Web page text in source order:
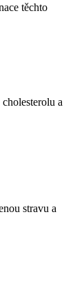
těchto
a
stravu a